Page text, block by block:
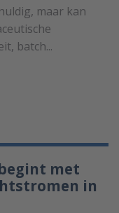
maar kan
batch...
met
in